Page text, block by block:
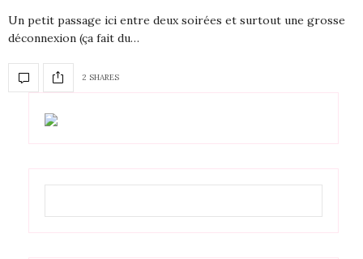
Un petit passage ici entre deux soirées et surtout une grosse
déconnexion (ça fait du…
2 SHARES